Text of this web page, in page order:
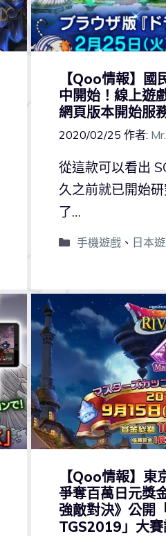
【Qoo情報】國
中開始！線上遊
網頁版本開始服
2020/02/25 作者:
從這款可以看出
久之前就已開始
了…
手機遊戲、 日本
【Qoo情報】東
爭奪百萬日元獎
強敵對決》公開
TGS2019」大賽